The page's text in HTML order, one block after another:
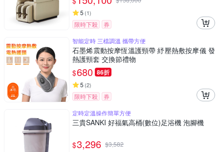
5 (1)
限時下殺
券
智能定時 三檔調溫 攜帶方便
石墨烯震動按摩恆溫護頸帶 紓壓熱敷按摩儀 發
熱護頸套 交換節禮物
$680 86折
5 (2)
限時下殺
券
定時定溫操作簡單方便
三貴SANKI 好福氣高桶(數位)足浴機 泡腳機
$3,296 $3,582